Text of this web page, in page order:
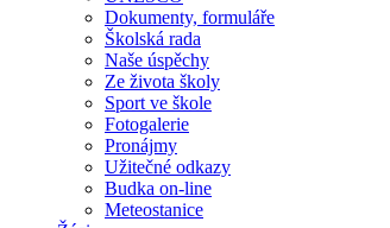
Dokumenty, formuláře
Školská rada
Naše úspěchy
Ze života školy
Sport ve škole
Fotogalerie
Pronájmy
Užitečné odkazy
Budka on-line
Meteostanice